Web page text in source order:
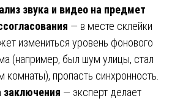
звука и видео на предмет
— в месте склейки
измениться уровень фонового
(например, был шум улицы, стал
комнаты), пропасть синхронность.
заключения — эксперт делает